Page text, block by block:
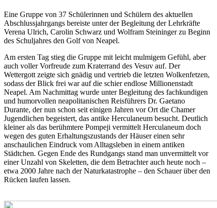
Eine Gruppe von 37 Schülerinnen und Schülern des aktuellen
Abschlussjahrgangs bereiste unter der Begleitung der Lehrkräfte
Verena Ulrich, Carolin Schwarz und Wolfram Steininger zu Beginn
des Schuljahres den Golf von Neapel.
Am ersten Tag stieg die Gruppe mit leicht mulmigem Gefühl, aber
auch voller Vorfreude zum Kraterrand des Vesuv auf. Der
Wettergott zeigte sich gnädig und vertrieb die letzten Wolkenfetzen,
sodass der Blick frei war auf die schier endlose Millionenstadt
Neapel. Am Nachmittag wurde unter Begleitung des fachkundigen
und humorvollen neapolitanischen Reisführers Dr. Gaetano
Durante, der nun schon seit einigen Jahren vor Ort die Chamer
Jugendlichen begeistert, das antike Herculaneum besucht. Deutlich
kleiner als das berühmtere Pompeji vermittelt Herculaneum doch
wegen des guten Erhaltungszustands der Häuser einen sehr
anschaulichen Eindruck vom Alltagsleben in einem antiken
Städtchen. Gegen Ende des Rundgangs stand man unvermittelt vor
einer Unzahl von Skeletten, die dem Betrachter auch heute noch –
etwa 2000 Jahre nach der Naturkatastrophe – den Schauer über den
Rücken laufen lassen.